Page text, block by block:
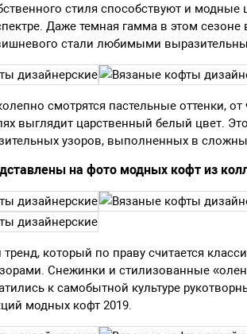
стиля способствуют и
Даже темная гамма в этом
стали любимыми
смотрятся пастельные оттенки,
выглядит царственный белый цвет.
узоров, выполненных в
на фото модных кофт из
который по праву считается
Снежинки и стилизованные
к самобытной культуре
модных кофт 2019.